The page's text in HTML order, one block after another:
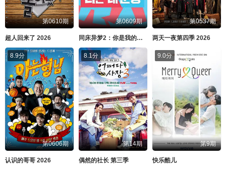
第0610期
超人回来了 2026
第0609期
同床异梦2：你是我的命运 2026
第0537期
两天一夜第四季 2026
8.9分
第0606期
认识的哥哥 2026
8.1分
第14期
偶然的社长 第三季
9.0分
第9期
快乐酷儿